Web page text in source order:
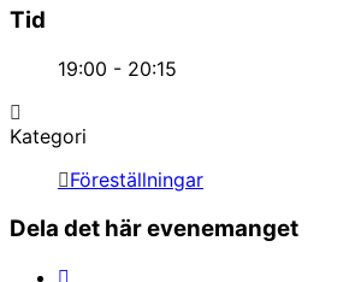
Tid
19:00 - 20:15
Kategori
Föreställningar
Dela det här evenemanget